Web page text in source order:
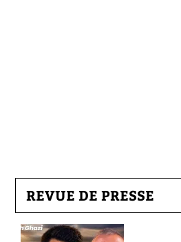
REVUE DE PRESSE